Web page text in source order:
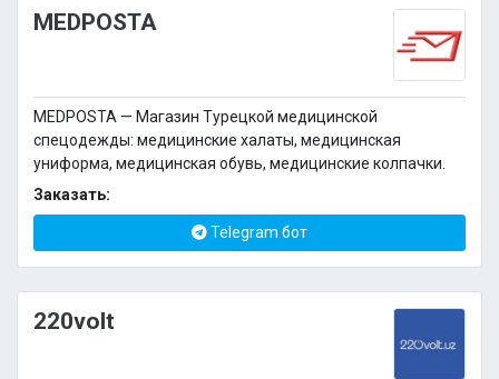
MEDPOSTA
MEDPOSTA — Магазин Турецкой медицинской
спецодежды: медицинские халаты, медицинская
униформа, медицинская обувь, медицинские колпачки.
Заказать:
Telegram бот
220volt